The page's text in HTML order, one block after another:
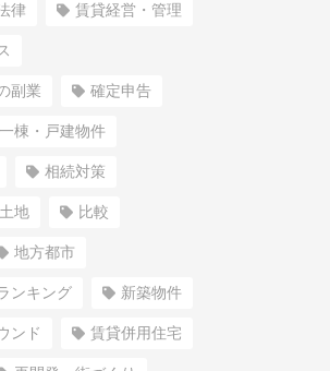
律 賃貸経営・管理
副業 確定申告
一棟・戸建物件
相続対策
土地 比較
地方都市
ンキング 新築物件
ンド 賃貸併用住宅